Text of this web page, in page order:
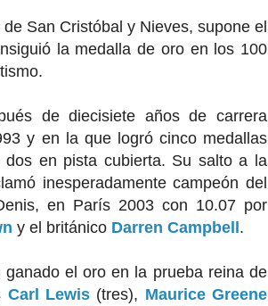
San Cristóbal y Nieves, supone el
la medalla de oro en los 100
de diecisiete años de carrera
y en la que logró cinco medallas
en pista cubierta. Su salto a la
inesperadamente campeón del
en París 2003 con 10.07 por
y el británico Darren Campbell .
el oro en la prueba reina de
Carl Lewis(tres), Maurice Greene